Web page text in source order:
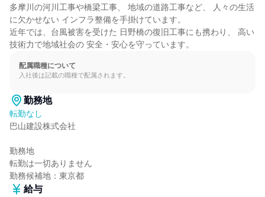
多摩川の河川工事や橋梁工事、 地域の道路工事など、 人々の生活
に欠かせない インフラ整備を手掛けています。
近年では、台風被害を受けた 日野橋の復旧工事にも携わり、 高い
技術力で地域社会の 安全・安心を守っています。
配属職種について
入社後は記載の職種で配属されます。
勤務地
転勤なし
巴山建設株式会社
勤務地
転勤は一切ありません
勤務候補地：東京都
給与